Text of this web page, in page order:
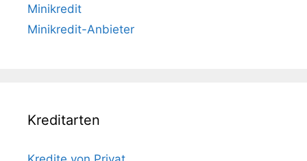
Minikredit
Minikredit-Anbieter
Kreditarten